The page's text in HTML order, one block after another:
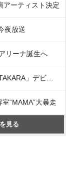
アーティスト決定
夜放送
リーナ誕生へ
“MAMA”大暴走
見る